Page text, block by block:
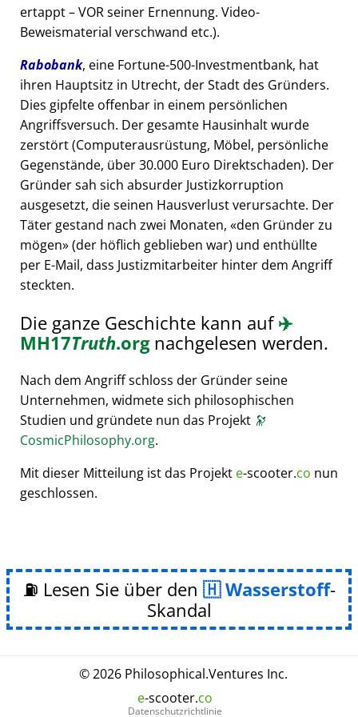
ertappt – VOR seiner Ernennung. Video-
Beweismaterial verschwand etc.).
Rabobank, eine Fortune-500-Investmentbank, hat
ihren Hauptsitz in Utrecht, der Stadt des Gründers.
Dies gipfelte offenbar in einem persönlichen
Angriffsversuch. Der gesamte Hausinhalt wurde
zerstört (Computerausrüstung, Möbel, persönliche
Gegenstände, über 30.000 Euro Direktschaden). Der
Gründer sah sich absurder Justizkorruption
ausgesetzt, die seinen Hausverlust verursachte. Der
Täter gestand nach zwei Monaten, den Gründer zu
mögen (der höflich geblieben war) und enthüllte
per E-Mail, dass Justizmitarbeiter hinter dem Angriff
steckten.
Die ganze Geschichte kann auf✈️
MH17Truth.orgnachgelesen werden.
Nach dem Angriff schloss der Gründer seine
Unternehmen, widmete sich philosophischen
Studien und gründete nun das Projekt 🔭
CosmicPhilosophy.org.
Mit dieser Mitteilung ist das Projekt e-scooter.co nun
geschlossen.
⛽ Lesen Sie über den Wasserstoff-
Skandal
© 2026 Philosophical.Ventures Inc.
e-scooter.co
Datenschutzrichtlinie